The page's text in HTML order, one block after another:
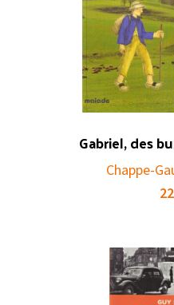
Gabriel, des
Chappe-